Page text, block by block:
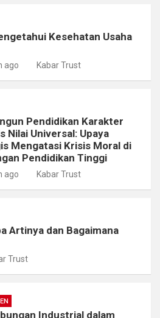
Kesehatan Usaha
ago Kabar Trust
Pendidikan Karakter
Nilai Universal: Upaya
Mengatasi Krisis Moral di
Pendidikan Tinggi
ago Kabar Trust
Artinya dan Bagaimana
Trust
Industrial dalam